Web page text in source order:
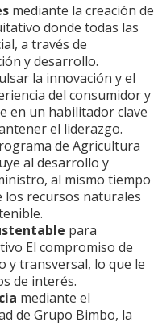
mediante la creación de
donde todas las
a través de
y desarrollo.
la innovación y el
del consumidor y
en un habilitador clave
el liderazgo.
de Agricultura
al desarrollo y
al mismo tiempo
los recursos naturales
para
El compromiso de
y transversal, lo que le
de interés.
mediante el
de Grupo Bimbo, la